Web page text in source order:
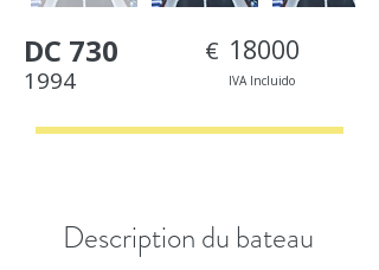
DC 730
1994
€ 18000
IVA Incluido
Description du bateau